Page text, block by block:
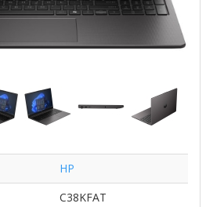
HP
C38KFAT